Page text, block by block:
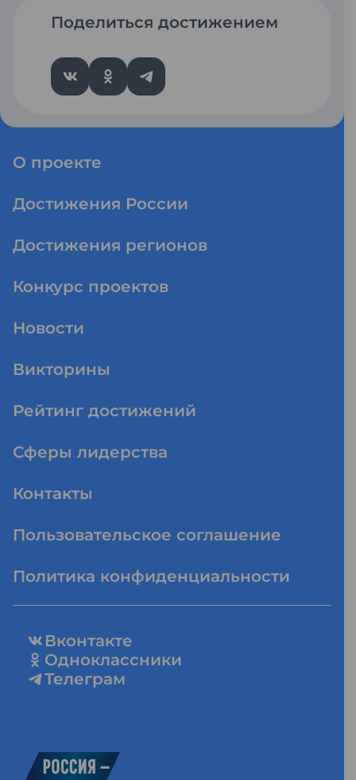
Поделиться достижением
О проекте
Достижения России
Достижения регионов
Конкурс проектов
Новости
Викторины
Рейтинг достижений
Сферы лидерства
Контакты
Пользовательское соглашение
Политика конфиденциальности
Вконтакте
Одноклассники
Телеграм